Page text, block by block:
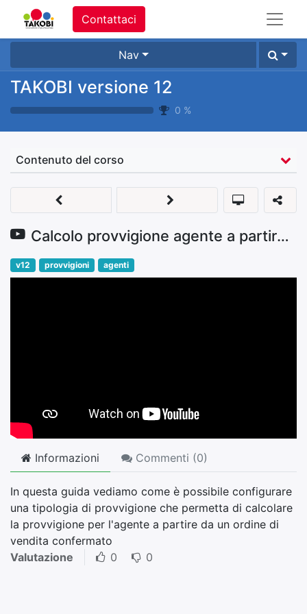
Contattaci
Nav
TAKOBI versione 12
0 %
Contenuto del corso
Calcolo provvigione agente a partire da ordine
v12 provvigioni agenti
Informazioni Commenti (0)
In questa guida vediamo come è possibile configurare
una tipologia di provvigione che permetta di calcolare
la provvigione per l'agente a partire da un ordine di
vendita confermato
Valutazione
0 0